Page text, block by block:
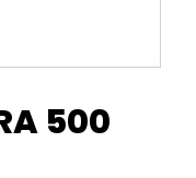
500